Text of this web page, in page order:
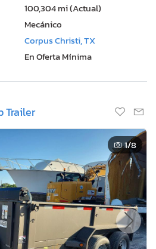
100,304 mi (Actual)
Mecánico
Corpus Christi, TX
En Oferta Mínima
Trailer
1/8